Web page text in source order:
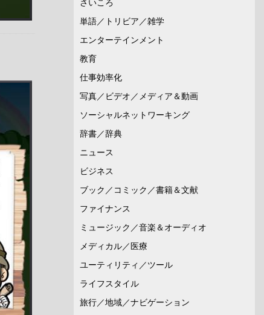
さいころ
単語／トリビア／雑学
エンターテインメント
教育
仕事効率化
写真／ビデオ／メディア＆動画
ソーシャルネットワーキング
辞書／辞典
ニュース
ビジネス
ブック／コミック／書籍＆文献
ファイナンス
ミュージック／音楽＆オーディオ
メディカル／医療
ユーティリティ／ツール
ライフスタイル
旅行／地域／ナビゲーション